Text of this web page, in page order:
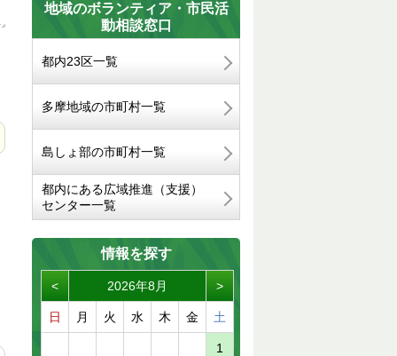
地域のボランティア・市民活
動相談窓口
都内23区一覧
多摩地域の市町村一覧
島しょ部の市町村一覧
都内にある広域推進（支援）
センター一覧
情報を探す
< 2026年8月 >
日 月 火 水 木 金 土
1